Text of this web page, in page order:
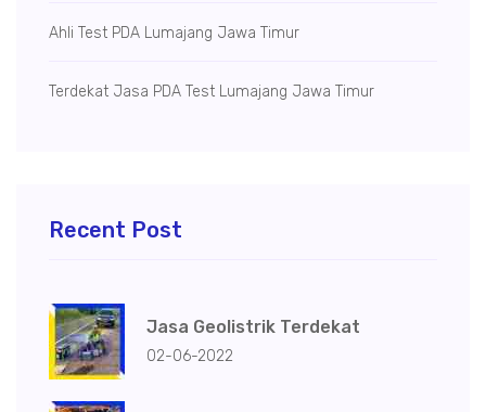
Ahli Test PDA Lumajang Jawa Timur
Terdekat Jasa PDA Test Lumajang Jawa Timur
Recent Post
Jasa Geolistrik Terdekat
02-06-2022